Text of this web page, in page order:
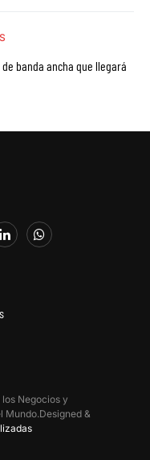
banda ancha que llegará
los Negocios y
Mundo.Designed &